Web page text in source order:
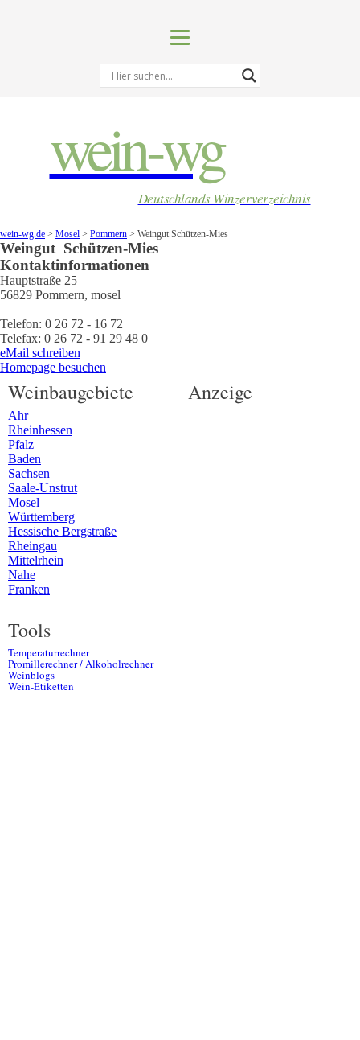
wein-wg
Deutschlands Winzerverzeichnis
wein-wg.de > Mosel > Pommern > Weingut Schützen-Mies
Weingut Schützen-Mies
Kontaktinformationen
Hauptstraße 25
56829 Pommern, mosel
Telefon: 0 26 72 - 16 72
Telefax: 0 26 72 - 91 29 48 0
eMail schreiben
Homepage besuchen
Weinbaugebiete
Ahr
Rheinhessen
Pfalz
Baden
Sachsen
Saale-Unstrut
Mosel
Württemberg
Hessische Bergstraße
Rheingau
Mittelrhein
Nahe
Franken
Tools
Temperaturrechner
Promillerechner / Alkoholrechner
Weinblogs
Wein-Etiketten
Anzeige